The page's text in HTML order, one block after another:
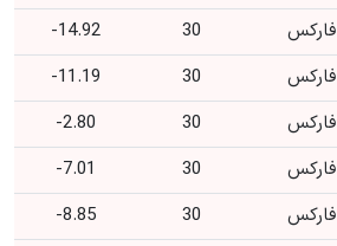
فارکس 30
14.92-
فارکس 30
11.19-
فارکس 30
2.80-
فارکس 30
7.01-
فارکس 30
8.85-